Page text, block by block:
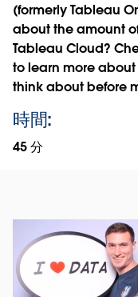
(formerly Tableau
about the amount
Tableau Cloud?
to learn more
think about before
時間:
45 分